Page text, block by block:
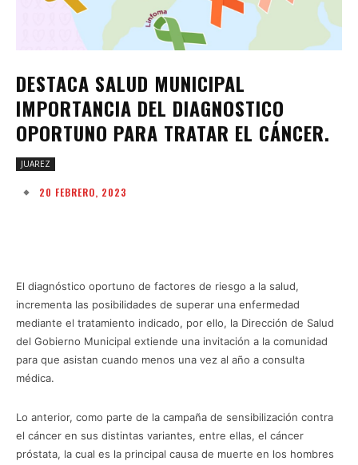
DESTACA SALUD MUNICIPAL
IMPORTANCIA DEL DIAGNOSTICO
OPORTUNO PARA TRATAR EL CÁNCER.
JUAREZ
20 FEBRERO, 2023
El diagnóstico oportuno de factores de riesgo a la salud,
incrementa las posibilidades de superar una enfermedad
mediante el tratamiento indicado, por ello, la Dirección de Salud
del Gobierno Municipal extiende una invitación a la comunidad
para que asistan cuando menos una vez al año a consulta
médica.
Lo anterior, como parte de la campaña de sensibilización contra
el cáncer en sus distintas variantes, entre ellas, el cáncer
próstata, la cual es la principal causa de muerte en los hombres